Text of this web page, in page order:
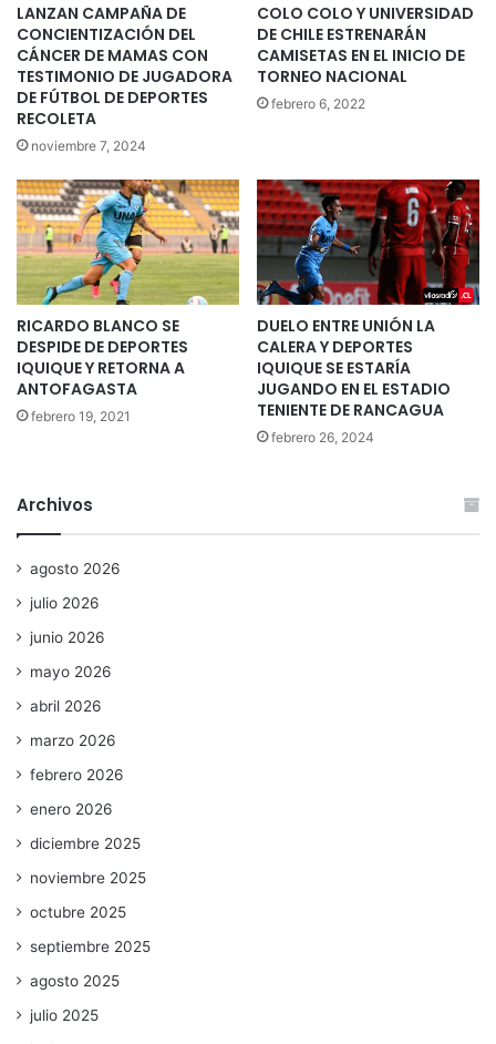
LANZAN CAMPAÑA DE
CONCIENTIZACIÓN DEL
CÁNCER DE MAMAS CON
TESTIMONIO DE JUGADORA
DE FÚTBOL DE DEPORTES
RECOLETA
noviembre 7, 2024
COLO COLO Y UNIVERSIDAD
DE CHILE ESTRENARÁN
CAMISETAS EN EL INICIO DE
TORNEO NACIONAL
febrero 6, 2022
RICARDO BLANCO SE
DESPIDE DE DEPORTES
IQUIQUE Y RETORNA A
ANTOFAGASTA
febrero 19, 2021
DUELO ENTRE UNIÓN LA
CALERA Y DEPORTES
IQUIQUE SE ESTARÍA
JUGANDO EN EL ESTADIO
TENIENTE DE RANCAGUA
febrero 26, 2024
Archivos
agosto 2026
julio 2026
junio 2026
mayo 2026
abril 2026
marzo 2026
febrero 2026
enero 2026
diciembre 2025
noviembre 2025
octubre 2025
septiembre 2025
agosto 2025
julio 2025